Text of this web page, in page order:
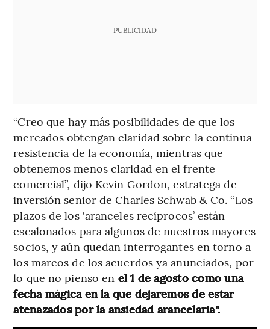
PUBLICIDAD
“Creo que hay más posibilidades de que los
mercados obtengan claridad sobre la continua
resistencia de la economía, mientras que
obtenemos menos claridad en el frente
comercial”, dijo Kevin Gordon, estratega de
inversión senior de Charles Schwab & Co. “Los
plazos de los ‘aranceles recíprocos’ están
escalonados para algunos de nuestros mayores
socios, y aún quedan interrogantes en torno a
los marcos de los acuerdos ya anunciados, por
lo que no pienso en el 1 de agosto como una
fecha mágica en la que dejaremos de estar
atenazados por la ansiedad arancelaria".